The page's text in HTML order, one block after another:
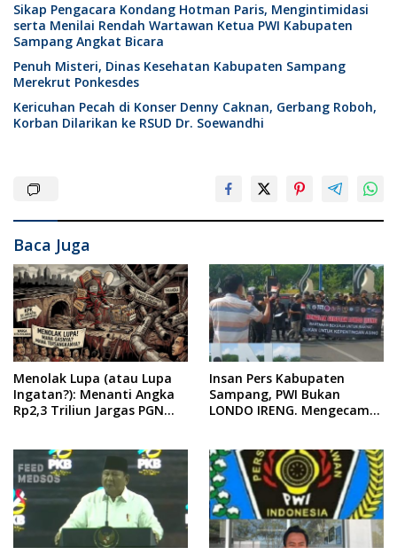
Sikap Pengacara Kondang Hotman Paris, Mengintimidasi
serta Menilai Rendah Wartawan Ketua PWI Kabupaten
Sampang Angkat Bicara
Penuh Misteri, Dinas Kesehatan Kabupaten Sampang
Merekrut Ponkesdes
Kericuhan Pecah di Konser Denny Caknan, Gerbang Roboh,
Korban Dilarikan ke RSUD Dr. Soewandhi
Baca Juga
Menolak Lupa (atau Lupa
Ingatan?): Menanti Angka
Rp2,3 Triliun Jargas PGN
Insan Pers Kabupaten
Sampang, PWI Bukan
LONDO IRENG. Mengecam
Republik Indonesia